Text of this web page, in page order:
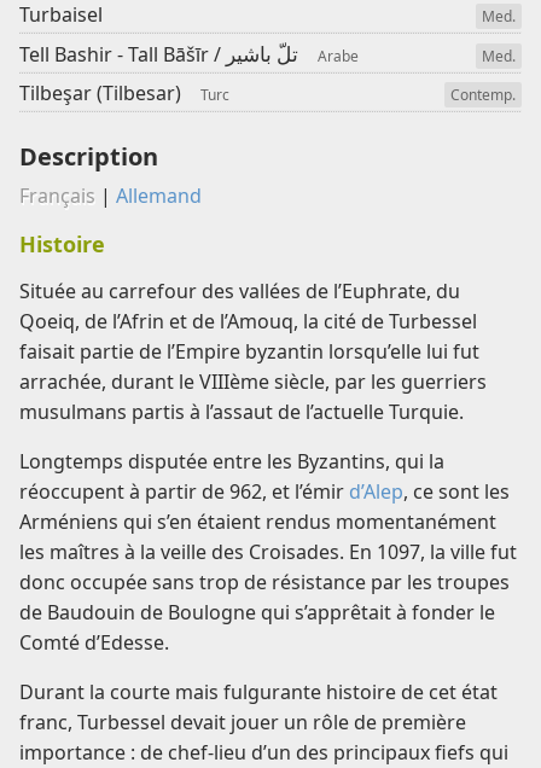
Turbaisel Med.
Tell Bashir - Tall Bāšīr / تلّ باشير Arabe Med.
Tilbeşar (Tilbesar) Turc Contemp.
Description
Français | Allemand
Histoire
Située au carrefour des vallées de l’Euphrate, du
Qoeiq, de l’Afrin et de l’Amouq, la cité de Turbessel
faisait partie de l’Empire byzantin lorsqu’elle lui fut
arrachée, durant le VIIIème siècle, par les guerriers
musulmans partis à l’assaut de l’actuelle Turquie.
Longtemps disputée entre les Byzantins, qui la
réoccupent à partir de 962, et l’émir d’Alep, ce sont les
Arméniens qui s’en étaient rendus momentanément
les maîtres à la veille des Croisades. En 1097, la ville fut
donc occupée sans trop de résistance par les troupes
de Baudouin de Boulogne qui s’apprêtait à fonder le
Comté d’Edesse.
Durant la courte mais fulgurante histoire de cet état
franc, Turbessel devait jouer un rôle de première
importance : de chef-lieu d’un des principaux fiefs qui